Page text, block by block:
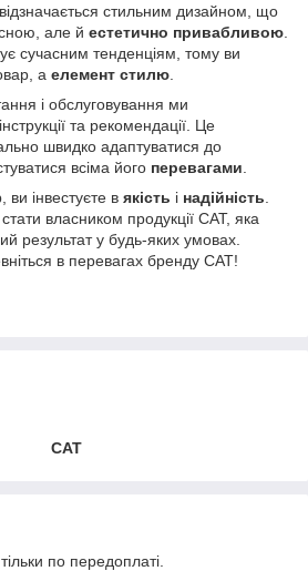
стильним дизайном, що
але й естетично привабливою
сучасним тенденціям, тому ви
а елемент стилю
і обслуговування ми
та рекомендації. Це
швидко адаптуватися до
всіма його перевагами
ви інвестуєте в якість і надійність
власником продукції CAT, яка
результат у будь-яких умовах.
в перевагах бренду CAT!
CAT
по передоплаті.